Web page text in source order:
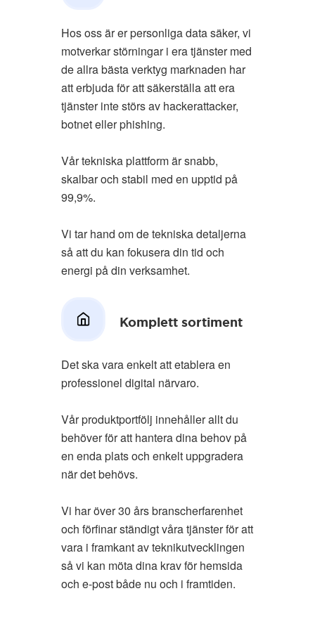
Hos oss är er personliga data säker, vi
motverkar störningar i era tjänster med
de allra bästa verktyg marknaden har
att erbjuda för att säkerställa att era
tjänster inte störs av hackerattacker,
botnet eller phishing.
Vår tekniska plattform är snabb,
skalbar och stabil med en upptid på
99,9%.
Vi tar hand om de tekniska detaljerna
så att du kan fokusera din tid och
energi på din verksamhet.
Komplett sortiment
Det ska vara enkelt att etablera en
professionel digital närvaro.
Vår produktportfölj innehåller allt du
behöver för att hantera dina behov på
en enda plats och enkelt uppgradera
när det behövs.
Vi har över 30 års branscherfarenhet
och förfinar ständigt våra tjänster för att
vara i framkant av teknikutvecklingen
så vi kan möta dina krav för hemsida
och e-post både nu och i framtiden.